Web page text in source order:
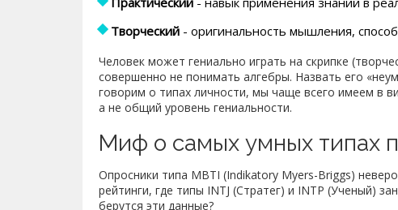
Творческий - оригинальность мышления,
Человек может гениально играть на скрипке
совершенно не понимать алгебры. Назвать его
говорим о типах личности, мы чаще всего имеем в
а не общий уровень гениальности.
Миф о самых умных типах
Опросники типа MBTI (Indikatory Myers-Briggs)
рейтинги, где типы INTJ (Стратег) и INTP (Ученый)
берутся эти данные?